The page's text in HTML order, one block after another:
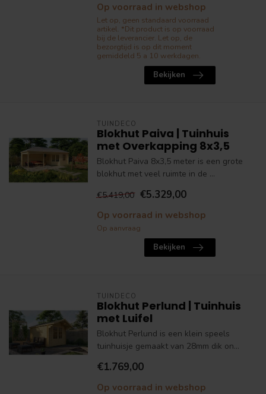
Op voorraad in webshop
Let op, geen standaard voorraad
artikel. *Dit product is op voorraad
bij de leverancier. Let op, de
bezorgtijd is op dit moment
gemiddeld 5 a 10 werkdagen.
Bekijken
TUINDECO
Blokhut Paiva | Tuinhuis
met Overkapping 8x3,5
Blokhut Paiva 8x3,5 meter is een grote
blokhut met veel ruimte in de ...
€5.419,00 €5.329,00
Op voorraad in webshop
Op aanvraag
Bekijken
TUINDECO
Blokhut Perlund | Tuinhuis
met Luifel
Blokhut Perlund is een klein speels
tuinhuisje gemaakt van 28mm dik on...
€1.769,00
Op voorraad in webshop